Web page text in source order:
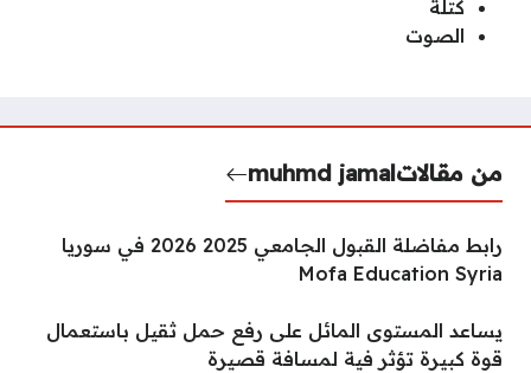
كتلة
الصوت
من مقالاتmuhmd jamal
رابط مفاضلة القبول الجامعي 2025 2026 في سوريا
Mofa Education Syria
يساعد المستوى المائل على رفع حمل ثقيل باستعمال
قوة كبيرة تؤثر فية لمسافة قصيرة